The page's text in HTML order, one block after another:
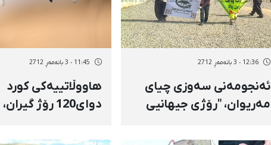
12:36 - 3 بانەمەڕ 2712
ئەنجومەنی سەوزی چیای
مەریوان، "رۆژی جیهانیی
11:45 - 3 بانەمەڕ 2712
هاووڵاتییەكی كورد
دوای120 رۆژ گیران،